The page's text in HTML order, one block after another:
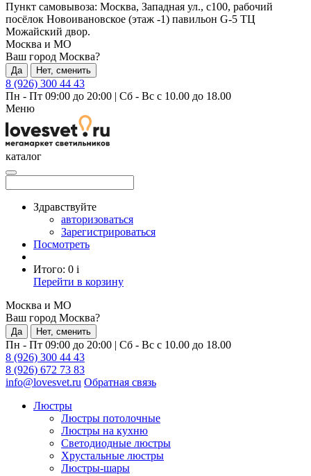
Пункт самовывоза: Москва, Западная ул., с100, рабочий
посёлок Новоивановское (этаж -1) павильон G-5 ТЦ
Можайский двор.
Москва и МО
Ваш город Москва?
Да Нет, сменить
8 (926) 300 44 43
Пн - Пт 09:00 до 20:00 | Сб - Вс с 10.00 до 18.00
Меню
каталог
Здравствуйте
авторизоваться
Зарегистрироваться
Посмотреть
Итого: 0 i
Перейти в корзину
Москва и МО
Ваш город Москва?
Да Нет, сменить
Пн - Пт 09:00 до 20:00 | Сб - Вс с 10.00 до 18.00
8 (926) 300 44 43
8 (926) 672 73 83
info@lovesvet.ru Обратная связь
Люстры
Люстры потолочные
Люстры на кухню
Светодиодные люстры
Хрустальные люстры
Люстры-шары